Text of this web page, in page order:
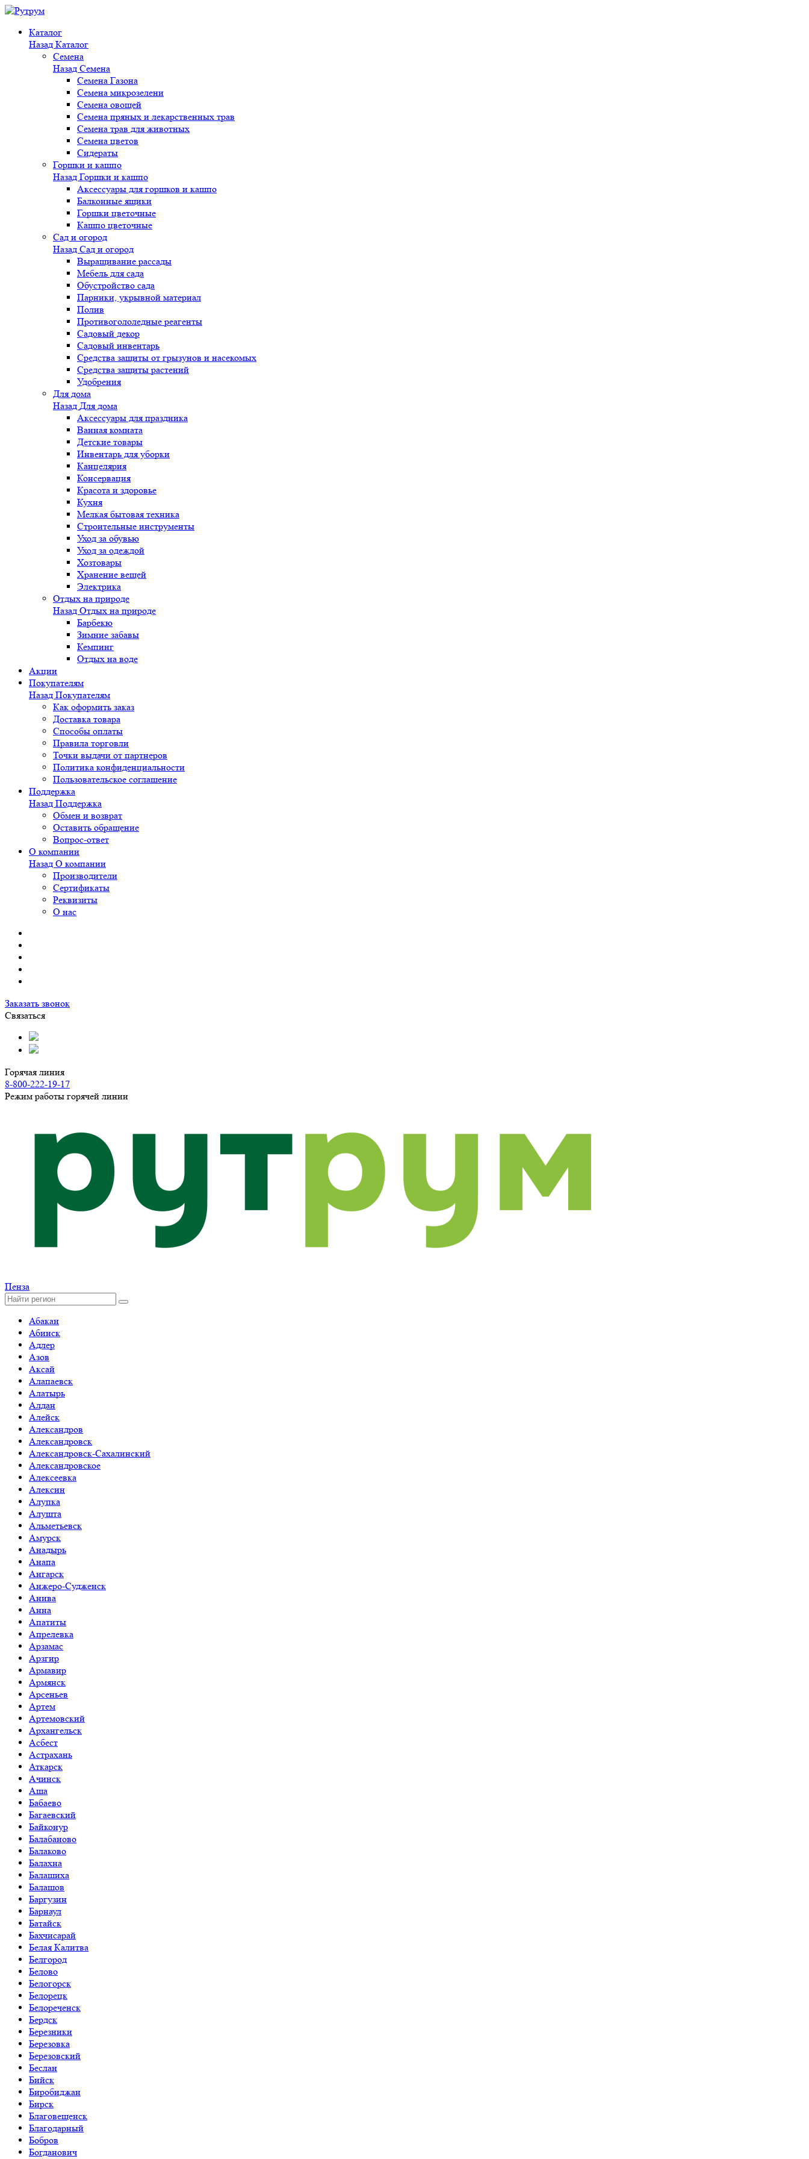
Каталог
Назад Каталог
Семена
Назад Семена
Семена Газона
Семена микрозелени
Семена овощей
Семена пряных и лекарственных трав
Семена трав для животных
Семена цветов
Сидераты
Горшки и кашпо
Назад Горшки и кашпо
Аксессуары для горшков и кашпо
Балконные ящики
Горшки цветочные
Кашпо цветочные
Сад и огород
Назад Сад и огород
Выращивание рассады
Мебель для сада
Обустройство сада
Парники, укрывной материал
Полив
Противогололедные реагенты
Садовый декор
Садовый инвентарь
Средства защиты от грызунов и насекомых
Средства защиты растений
Удобрения
Для дома
Назад Для дома
Аксессуары для праздника
Ванная комната
Детские товары
Инвентарь для уборки
Канцелярия
Консервация
Красота и здоровье
Кухня
Мелкая бытовая техника
Строительные инструменты
Уход за обувью
Уход за одеждой
Хозтовары
Хранение вещей
Электрика
Отдых на природе
Назад Отдых на природе
Барбекю
Зимние забавы
Кемпинг
Отдых на воде
Акции
Покупателям
Назад Покупателям
Как оформить заказ
Доставка товара
Способы оплаты
Правила торговли
Точки выдачи от партнеров
Политика конфиденциальности
Пользовательское соглашение
Поддержка
Назад Поддержка
Обмен и возврат
Оставить обращение
Вопрос-ответ
О компании
Назад О компании
Производители
Сертификаты
Реквизиты
О нас
Заказать звонок
Связаться
Горячая линия
8-800-222-19-17
Режим работы горячей линии
Пенза
Абакан
Абинск
Адлер
Азов
Аксай
Алапаевск
Алатырь
Алдан
Алейск
Александров
Александровск
Александровск-Сахалинский
Александровское
Алексеевка
Алексин
Алупка
Алушта
Альметьевск
Амурск
Анадырь
Анапа
Ангарск
Анжеро-Судженск
Анива
Анна
Апатиты
Апрелевка
Арзамас
Арзгир
Армавир
Армянск
Арсеньев
Артем
Артемовский
Архангельск
Асбест
Астрахань
Аткарск
Ачинск
Аша
Бабаево
Багаевский
Байконур
Балабаново
Балаково
Балахна
Балашиха
Балашов
Баргузин
Барнаул
Батайск
Бахчисарай
Белая Калитва
Белгород
Белово
Белогорск
Белорецк
Белореченск
Бердск
Березники
Березовка
Березовский
Беслан
Бийск
Биробиджан
Бирск
Благовещенск
Благодарный
Бобров
Богданович